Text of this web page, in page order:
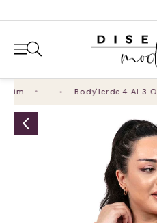
Body'lerde 4 Al 3 Öde